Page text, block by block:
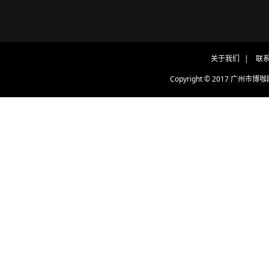
关于我们 | 联
Copyright © 2017 广州市博